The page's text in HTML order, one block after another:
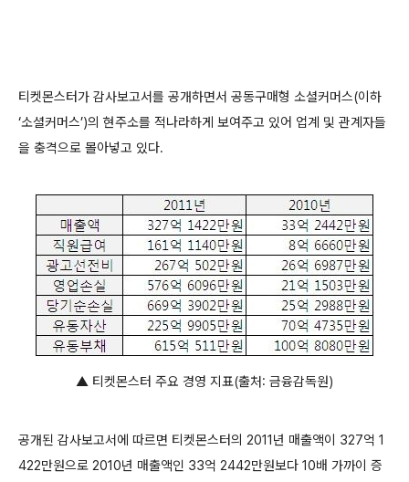
티켓몬스터가 감사보고서를 공개하면서 공동구매형 소셜커머스(이하
‘소셜커머스’)의 현주소를 적나라하게 보여주고 있어 업계 및 관계자들
을 충격으로 몰아넣고 있다.
▲ 티켓몬스터 주요 경영 지표(출처: 금융감독원)
공개된 감사보고서에 따르면 티켓몬스터의 2011년 매출액이 327억 1
422만원으로 2010년 매출액인 33억 2442만원보다 10배 가까이 증